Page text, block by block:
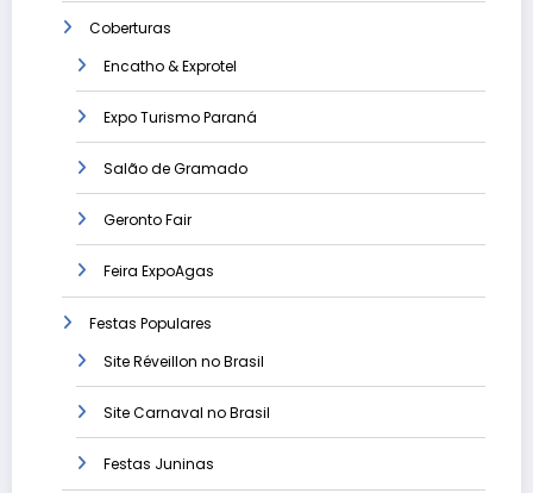
Coberturas
Encatho & Exprotel
Expo Turismo Paraná
Salão de Gramado
Geronto Fair
Feira ExpoAgas
Festas Populares
Site Réveillon no Brasil
Site Carnaval no Brasil
Festas Juninas